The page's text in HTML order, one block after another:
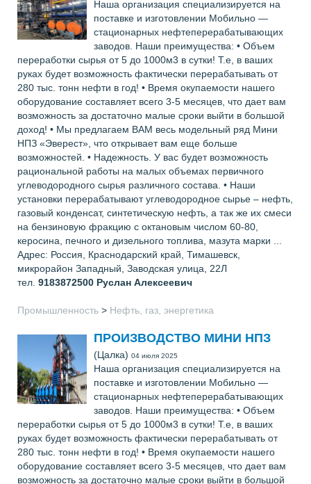
Наша организация специализируется на
поставке и изготовлении Мобильно —
стационарных нефтеперерабатывающих
заводов. Наши преимущества: • Объем
переработки сырья от 5 до 1000м3 в сутки! Т.е, в ваших
руках будет возможность фактически перерабатывать от
280 тыс. тонн нефти в год! • Время окупаемости нашего
оборудование составляет всего 3-5 месяцев, что дает вам
возможность за достаточно малые сроки выйти в большой
доход! • Мы предлагаем ВАМ весь модельный ряд Мини
НПЗ «Эверест», что открывает вам еще больше
возможностей. • Надежность. У вас будет возможность
рациональной работы на малых объемах первичного
углеводородного сырья различного состава. • Наши
установки перерабатывают углеводородное сырье – нефть,
газовый конденсат, синтетическую нефть, а так же их смеси
на бензиновую фракцию с октановым числом 60-80,
керосина, печного и дизельного топлива, мазута марки ...
Адрес: Россия, Краснодарский край, Тимашевск,
микрорайон Западный, Заводская улица, 22Л
тел. 9183872500 Руслан Алексеевич
Промышленность > Нефть, газ, энергетика
ПРОИЗВОДСТВО МИНИ НПЗ
(Цалка) 04 июля 2025
Наша организация специализируется на
поставке и изготовлении Мобильно —
стационарных нефтеперерабатывающих
заводов. Наши преимущества: • Объем
переработки сырья от 5 до 1000м3 в сутки! Т.е, в ваших
руках будет возможность фактически перерабатывать от
280 тыс. тонн нефти в год! • Время окупаемости нашего
оборудование составляет всего 3-5 месяцев, что дает вам
возможность за достаточно малые сроки выйти в большой